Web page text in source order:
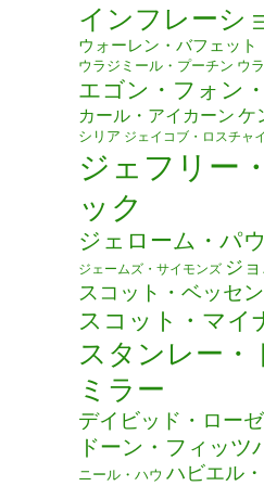
インフレーシ
ウォーレン・バフェット
ウラジミール・プーチン ウ
エゴン・フォン
カール・アイカーン ケ
シリア ジェイコブ・ロスチャ
ジェフリー
ック
ジェローム・パ
ジェームズ・サイモンズ ジ
スコット・ベッセ
スコット・マイ
スタンレー・
ミラー
デイビッド・ロー
ドーン・フィッツ
ニール・ハウ ハビエル